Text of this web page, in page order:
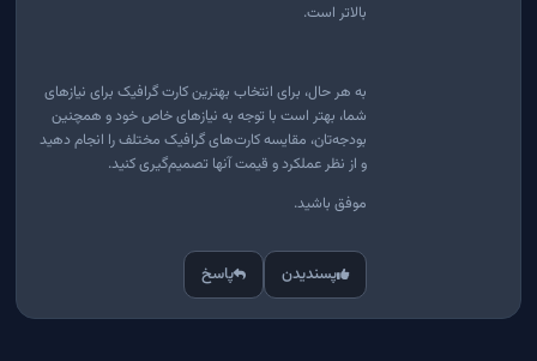
بالاتر است.
به هر حال، برای انتخاب بهترین کارت گرافیک برای نیازهای
شما، بهتر است با توجه به نیازهای خاص خود و همچنین
بودجه‌تان، مقایسه کارت‌های گرافیک مختلف را انجام دهید
و از نظر عملکرد و قیمت آنها تصمیم‌گیری کنید.
موفق باشید.
پسندیدن پاسخ